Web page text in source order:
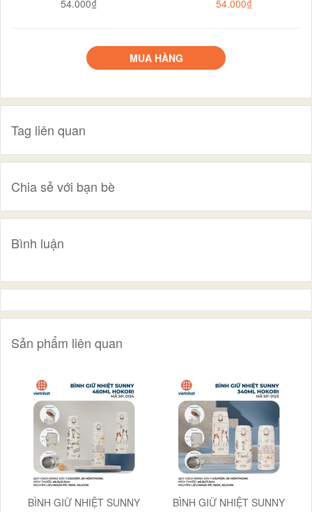
54.000₫
54.000₫
MUA HÀNG
Tag liên quan
Chia sẻ với bạn bè
Bình luận
Sản phẩm liên quan
BÌNH GIỮ NHIỆT SUNNY
BÌNH GIỮ NHIỆT SUNNY